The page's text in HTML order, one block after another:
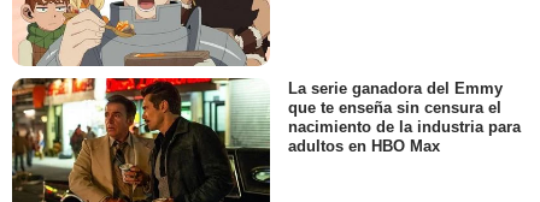
La serie ganadora del Emmy
que te enseña sin censura el
nacimiento de la industria para
adultos en HBO Max